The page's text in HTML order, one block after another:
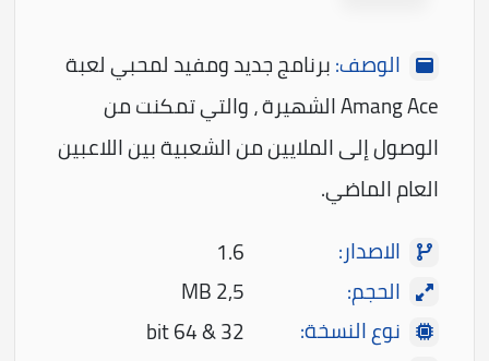
الوصف:برنامج جديد ومفيد لمحبي لعبة
Amang Ace الشهيرة ، والتي تمكنت من
الوصول إلى الملايين من الشعبية بين اللاعبين
العام الماضي.
الاصدار:
1.6
الحجم:
2,5 MB
نوع النسخة:
32 & 64 bit